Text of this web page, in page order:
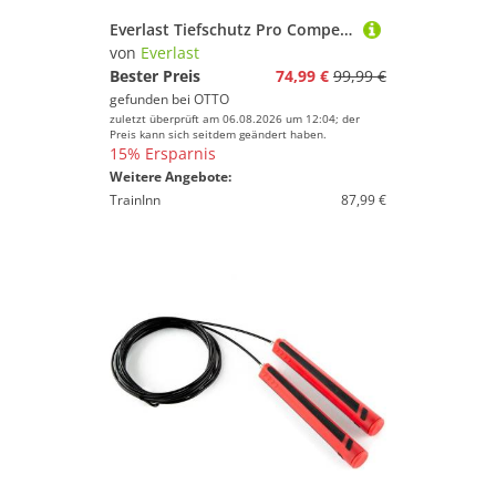
Everlast Tiefschutz Pro Competition Protector Hook & Loop
von Everlast
Bester Preis
74,99 € 99,99 €
gefunden bei OTTO
zuletzt überprüft am 06.08.2026 um 12:04; der
Preis kann sich seitdem geändert haben.
15% Ersparnis
Weitere Angebote:
TrainInn
87,99 €